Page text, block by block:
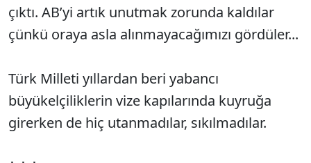
çıktı. AB’yi artık unutmak zorunda kaldılar
çünkü oraya asla alınmayacağımızı gördüler...
Türk Milleti yıllardan beri yabancı
büyükelçiliklerin vize kapılarında kuyruğa
girerken de hiç utanmadılar, sıkılmadılar.